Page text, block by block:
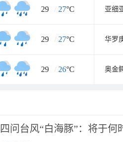
29 / 27°C 亚细
29 / 27°C 华罗
29 / 26°C 奥金
四问台风“白海豚”：将于